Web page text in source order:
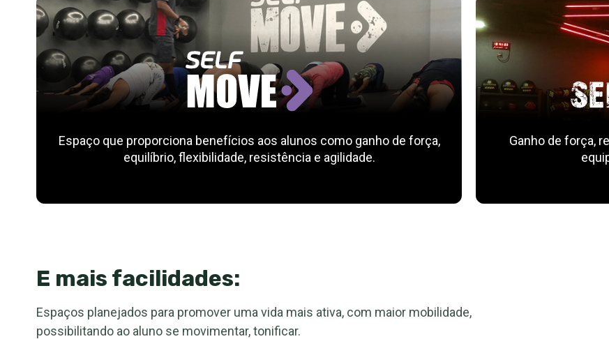
Espaço que proporciona benefícios aos alunos como ganho de força,
equilíbrio, flexibilidade, resistência e agilidade.
Ganho de força,
E mais facilidades:
Espaços planejados para promover uma vida mais ativa, com maior mobilidade,
possibilitando ao aluno se movimentar, tonificar.